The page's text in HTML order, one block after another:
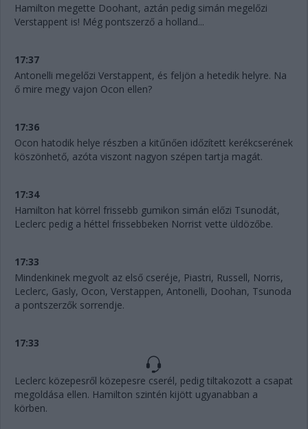
Hamilton megette Doohant, aztán pedig simán megelőzi
Verstappent is! Még pontszerző a holland...
17:37
Antonelli megelőzi Verstappent, és feljön a hetedik helyre. Na
ő mire megy vajon Ocon ellen?
17:36
Ocon hatodik helye részben a kitűnően időzített kerékcserének
köszönhető, azóta viszont nagyon szépen tartja magát.
17:34
Hamilton hat körrel frissebb gumikon simán előzi Tsunodát,
Leclerc pedig a héttel frissebbeken Norrist vette üldözőbe.
17:33
Mindenkinek megvolt az első cseréje, Piastri, Russell, Norris,
Leclerc, Gasly, Ocon, Verstappen, Antonelli, Doohan, Tsunoda
a pontszerzők sorrendje.
17:33
Leclerc közepesről közepesre cserél, pedig tiltakozott a csapat
megoldása ellen. Hamilton szintén kijött ugyanabban a
körben.